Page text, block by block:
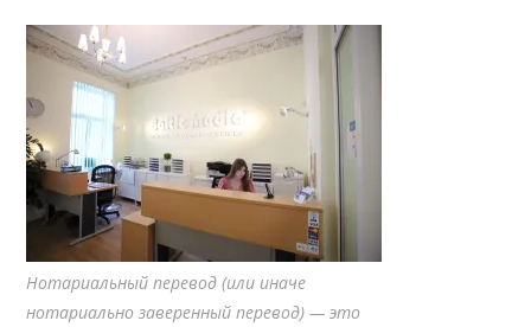
Нотариальный перевод (или иначе
нотариально заверенный перевод) — это